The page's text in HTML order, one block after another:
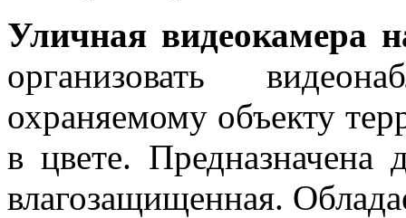
Уличная видеокамера
организовать
охраняемому объекту
в цвете. Предназначена
влагозащищенная.